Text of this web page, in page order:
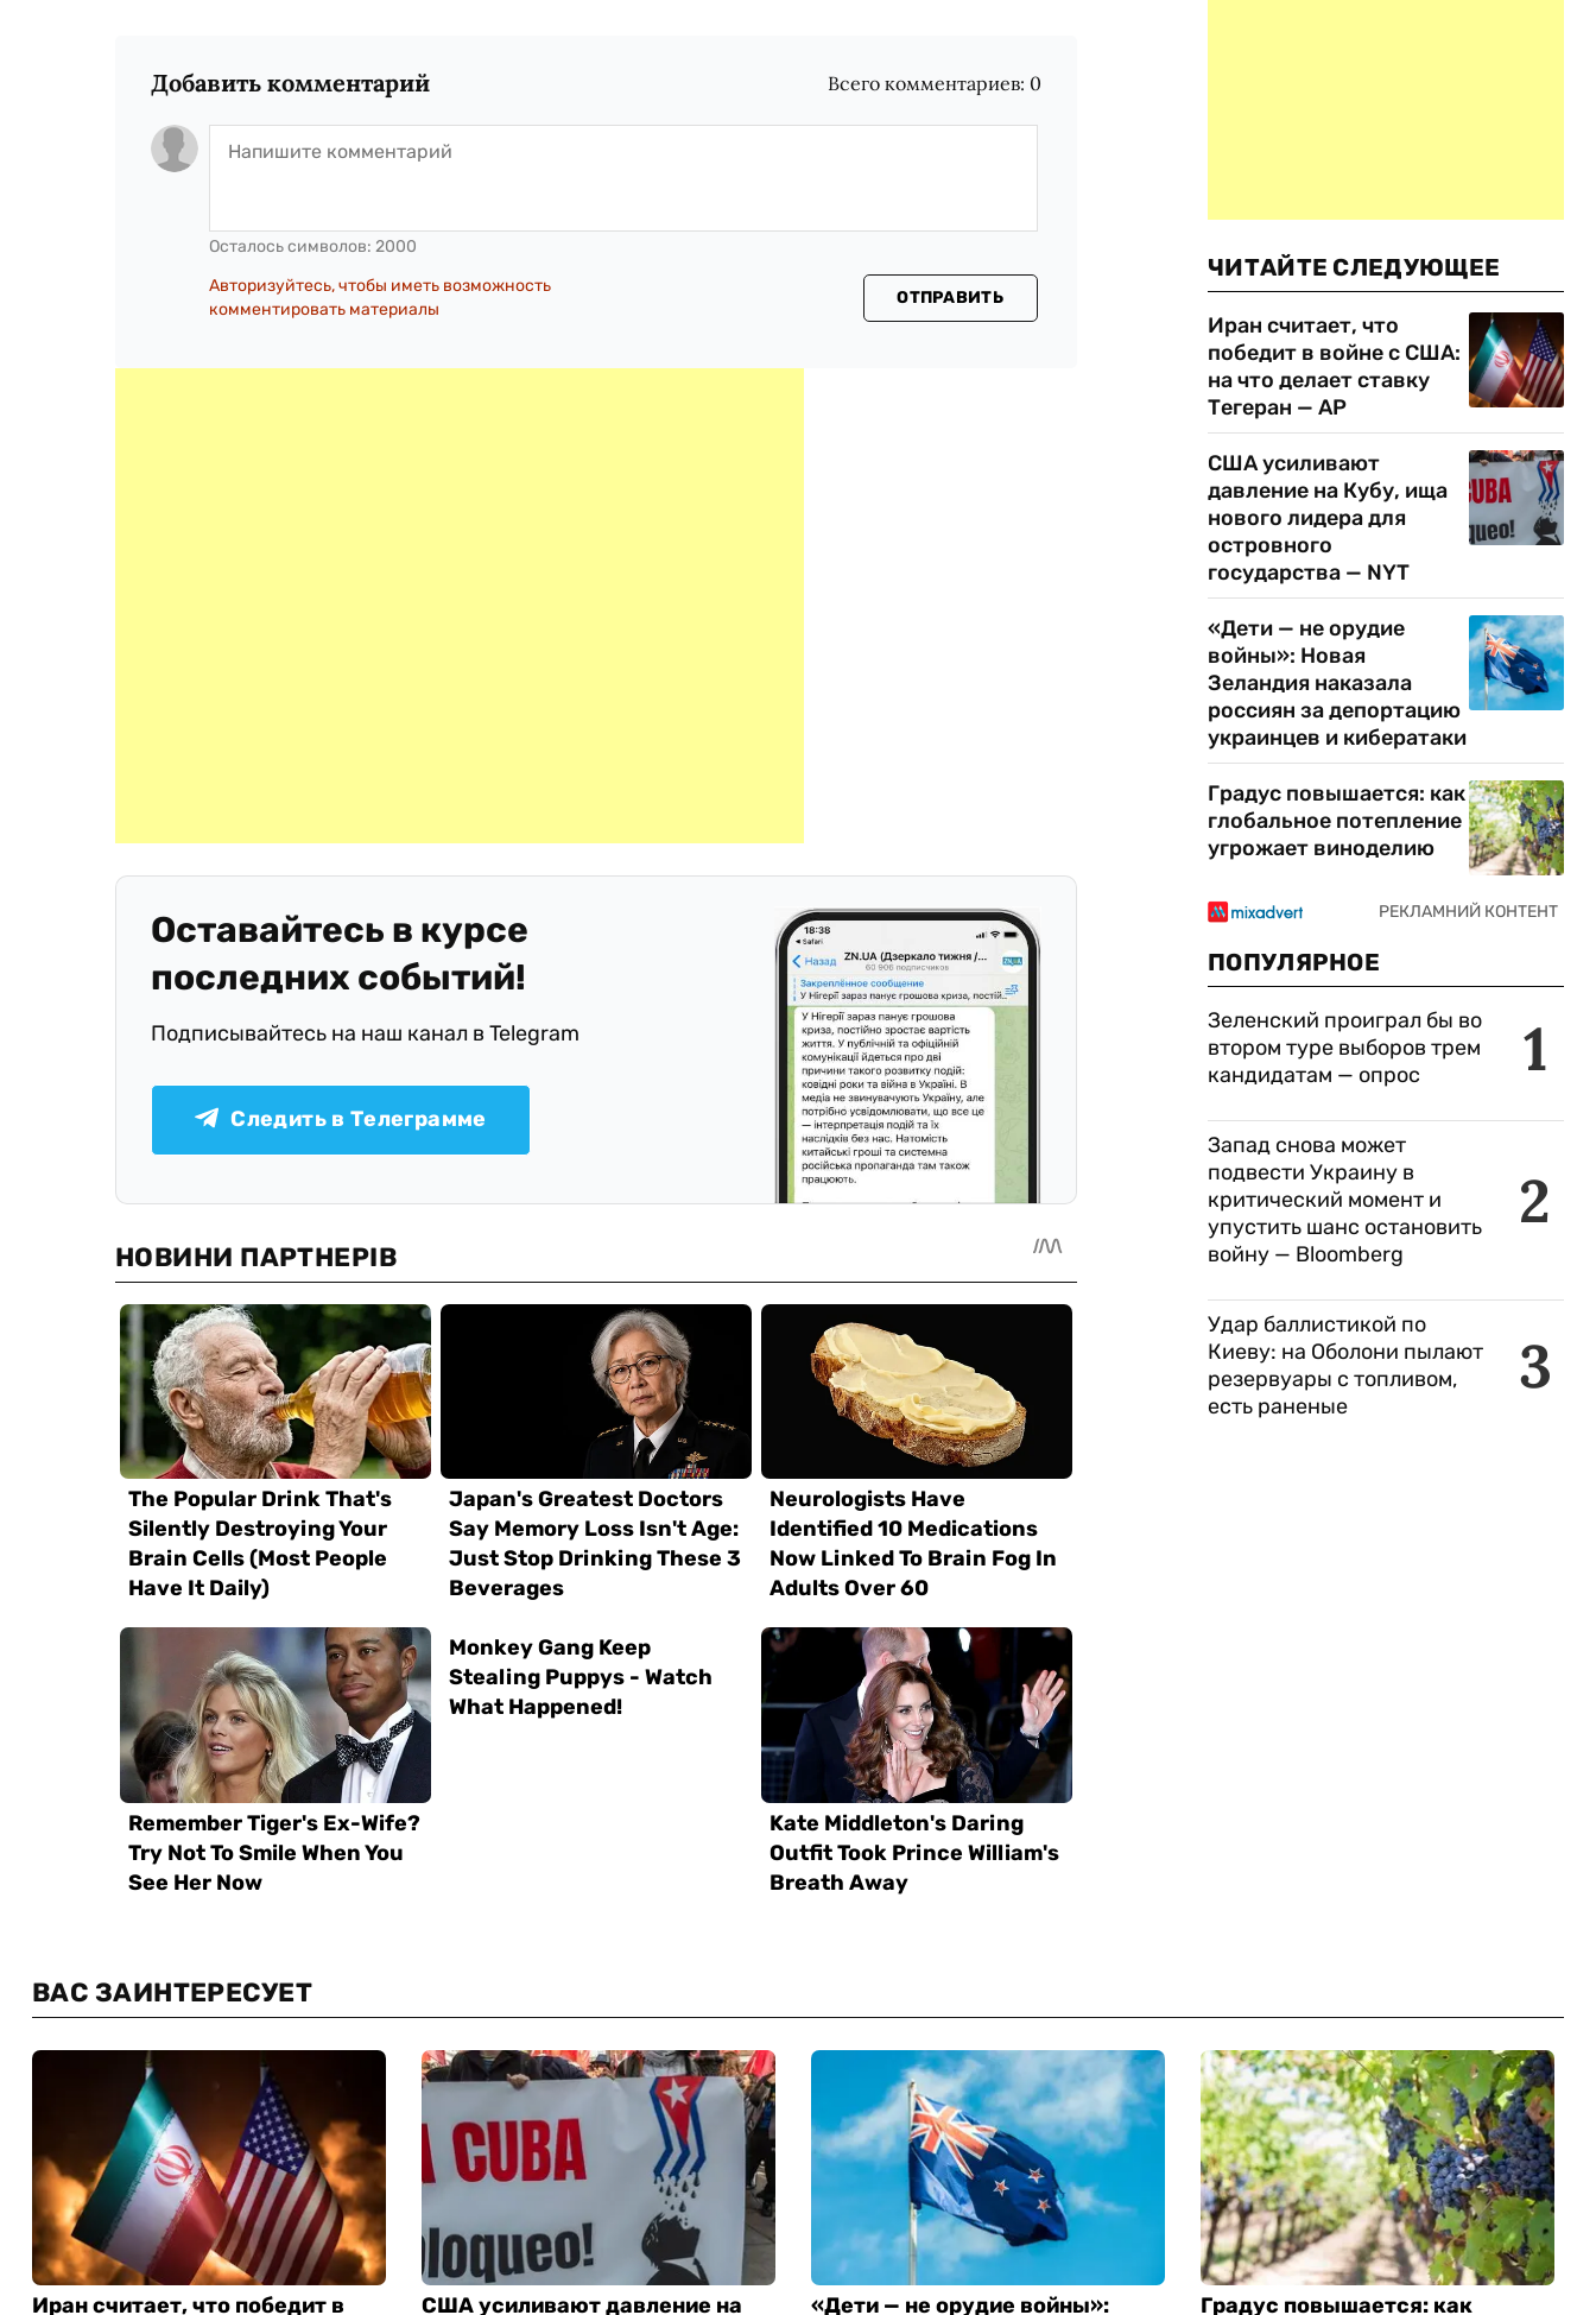
Добавить комментарий Всего комментариев: 0
Осталось символов: 2000
Авторизуйтесь, чтобы иметь возможность
комментировать материалы
ОТПРАВИТЬ
Оставайтесь в курсе
последних событий!
Подписывайтесь на наш канал в Telegram
Следить в Телеграмме
ЧИТАЙТЕ СЛЕДУЮЩЕЕ
Иран считает, что
победит в войне с США:
на что делает ставку
Тегеран — AP
США усиливают
давление на Кубу, ища
нового лидера для
островного
государства — NYT
«Дети — не орудие
войны»: Новая
Зеландия наказала
россиян за депортацию
украинцев и кибератаки
Градус повышается: как
глобальное потепление
угрожает виноделию
ПОПУЛЯРНОЕ
1
Зеленский проиграл бы во
втором туре выборов трем
кандидатам — опрос
2
Запад снова может
подвести Украину в
критический момент и
упустить шанс остановить
войну — Bloomberg
3
Удар баллистикой по
Киеву: на Оболони пылают
резервуары с топливом,
есть раненые
ВАС ЗАИНТЕРЕСУЕТ
Иран считает, что победит в США усиливают давление на «Дети — не орудие войны»: Градус повышается: как